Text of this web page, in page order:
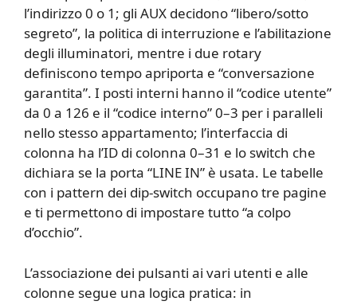
l’indirizzo 0 o 1; gli AUX decidono “libero/sotto
segreto”, la politica di interruzione e l’abilitazione
degli illuminatori, mentre i due rotary
definiscono tempo apriporta e “conversazione
garantita”. I posti interni hanno il “codice utente”
da 0 a 126 e il “codice interno” 0–3 per i paralleli
nello stesso appartamento; l’interfaccia di
colonna ha l’ID di colonna 0–31 e lo switch che
dichiara se la porta “LINE IN” è usata. Le tabelle
con i pattern dei dip-switch occupano tre pagine
e ti permettono di impostare tutto “a colpo
d’occhio”.
L’associazione dei pulsanti ai vari utenti e alle
colonne segue una logica pratica: in